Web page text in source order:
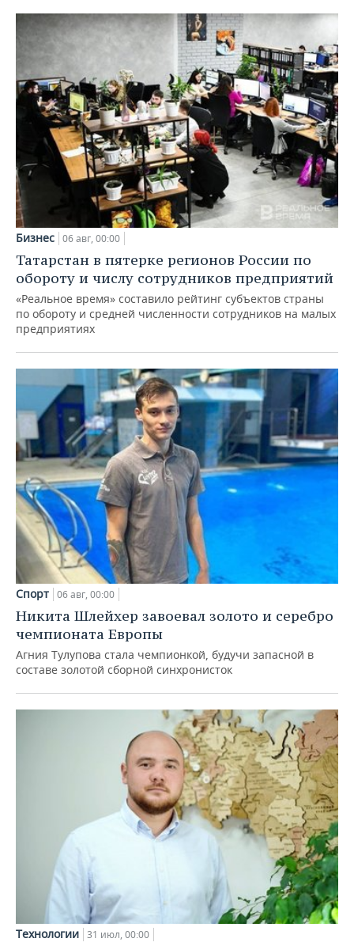
Бизнес 06 авг, 00:00
Татарстан в пятерке регионов России по
обороту и числу сотрудников предприятий
«Реальное время» составило рейтинг субъектов страны
по обороту и средней численности сотрудников на малых
предприятиях
Спорт 06 авг, 00:00
Никита Шлейхер завоевал золото и серебро
чемпионата Европы
Агния Тулупова стала чемпионкой, будучи запасной в
составе золотой сборной синхронисток
Технологии 31 июл, 00:00